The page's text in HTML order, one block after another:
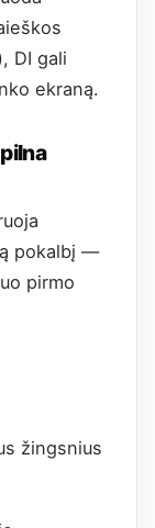
DI gali
ekraną.
pokalbį —
pirmo
žingsnius